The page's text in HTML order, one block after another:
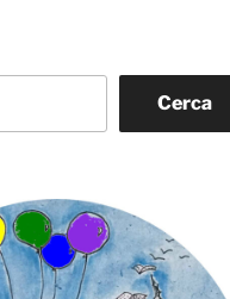
Cerca